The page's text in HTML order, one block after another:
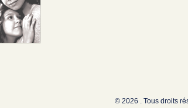
© 2026 . Tous droits